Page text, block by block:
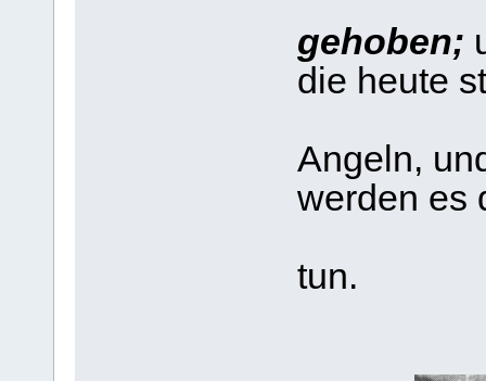
gehoben;
die heute
Angeln,
werden es
tun.